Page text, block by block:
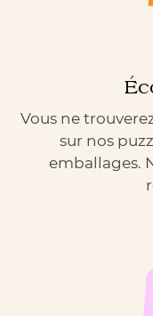
Vous ne
sur nos
emballages.